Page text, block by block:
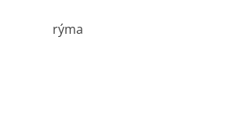
rýma